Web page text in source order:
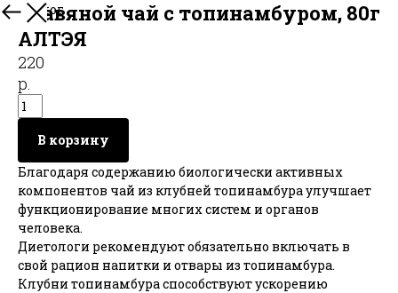
В каталог
Травяной чай с топинамбуром, 80г
АЛТЭЯ
220
р.
В корзину
Благодаря содержанию биологически активных
компонентов чай из клубней топинамбура улучшает
функционирование многих систем и органов
человека.
Диетологи рекомендуют обязательно включать в
свой рацион напитки и отвары из топинамбура.
Клубни топинамбура способствуют ускорению